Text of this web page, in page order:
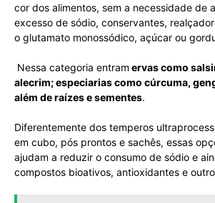
cor dos alimentos, sem a necessidade de
excesso de sódio, conservantes,
o glutamato monossódico, açúcar ou
Nessa categoria entram ervas como
alecrim; especiarias como cúrcuma,
além de raízes e sementes.
Diferentemente dos temperos
em cubo, pós prontos e sachês, essas
ajudam a reduzir o consumo de sódio e
compostos bioativos, antioxidantes e